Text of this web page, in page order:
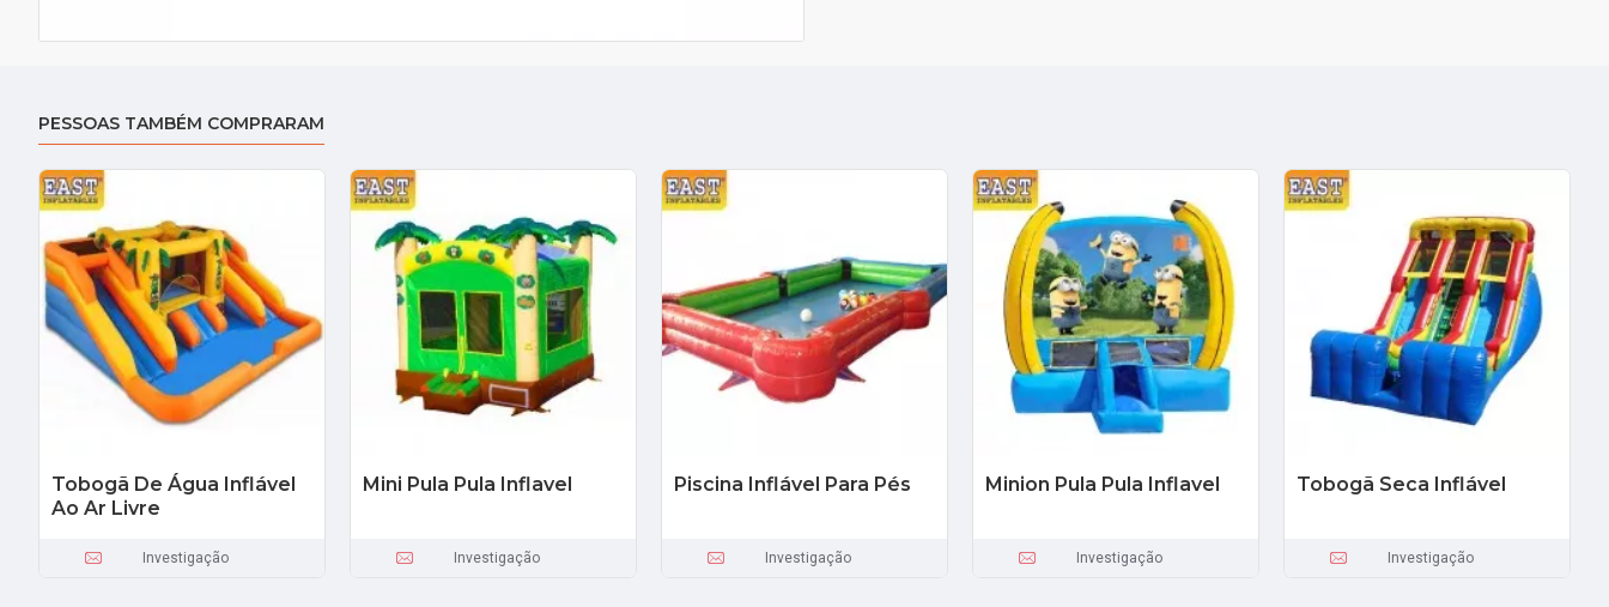
PESSOAS TAMBÉM COMPRARAM
Tobogã De Água Inflável
Ao Ar Livre
Investigação
Mini Pula Pula Inflavel
Investigação
Piscina Inflável Para Pés
Investigação
Minion Pula Pula Inflavel
Investigação
Tobogã Seca Inflável
Investigação